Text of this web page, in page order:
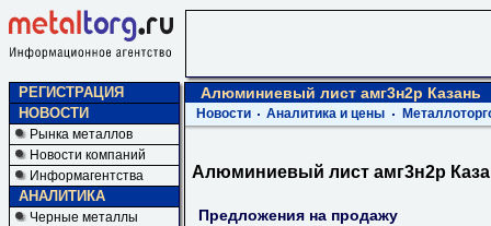
РЕГИСТРАЦИЯ
НОВОСТИ
Рынка металлов
Новости компаний
Информагентства
АНАЛИТИКА
Черные металлы
Алюминиевый лист амг3н2р Казань
Новости Аналитика и цены
Алюминиевый лист амг3н2р
Предложения на продажу